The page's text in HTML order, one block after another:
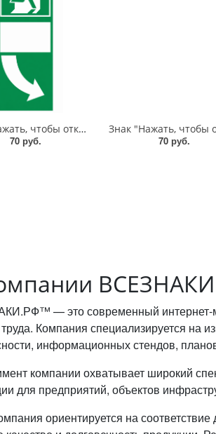
Знак "Нажать, чтобы открыть" под ручку двери со стрелкой вправо, 200х100 мм, фотолюм, пленка
70 руб.
70 руб.
— это современный интернет-
Компания специализируется на
информационных стендов,
компании охватывает широкий
для предприятий, объектов
ориентируется на